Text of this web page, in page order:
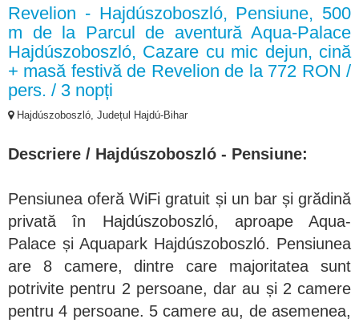
Revelion - Hajdúszoboszló, Pensiune, 500
m de la Parcul de aventură Aqua-Palace
Hajdúszoboszló, Cazare cu mic dejun, cină
+ masă festivă de Revelion de la 772 RON /
pers. / 3 nopți
Hajdúszoboszló, Județul Hajdú-Bihar
Descriere / Hajdúszoboszló - Pensiune:
Pensiunea oferă WiFi gratuit și un bar și grădină
privată în Hajdúszoboszló, aproape Aqua-
Palace și Aquapark Hajdúszoboszló. Pensiunea
are 8 camere, dintre care majoritatea sunt
potrivite pentru 2 persoane, dar au și 2 camere
pentru 4 persoane. 5 camere au, de asemenea,